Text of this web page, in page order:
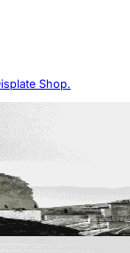
Shop.